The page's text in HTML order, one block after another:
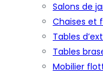
Salons de
Chaises et
Tables
Tables
Mobilier